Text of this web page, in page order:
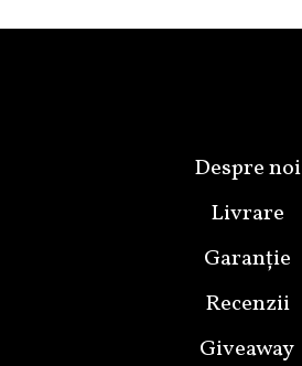
Despre noi
Livrare
Garanție
Recenzii
Giveaway